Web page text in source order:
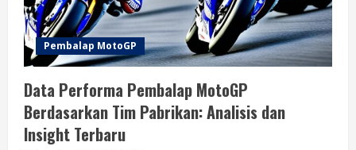
Pembalap MotoGP
Data Performa Pembalap MotoGP
Berdasarkan Tim Pabrikan: Analisis dan
Insight Terbaru